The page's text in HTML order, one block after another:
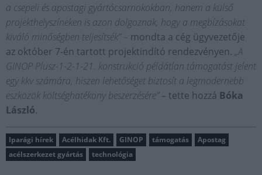
a csepeli és apostagi gyártócsarnokokban, hanem a külső
projekthelyszíneken is azon dolgoznak, hogy a megbízásokat
kiváló minőségben teljesítsék” – mondta a cég ügyvezetője
az október 7-én tartott projektindító rendezvényen. „A
GINOP Plusz-1-2-1-21. konstrukció példátlan támogatást jelent
egy kkv számára, hiszen lehetőséget biztosít a legmodernebb
eszközök költséghatékony beszerzésére”– tette hozzá Bóka
László.
Iparági hírek Acélhidak Kft. GINOP támogatás
Apostag
acélszerkezet gyártás
technológia